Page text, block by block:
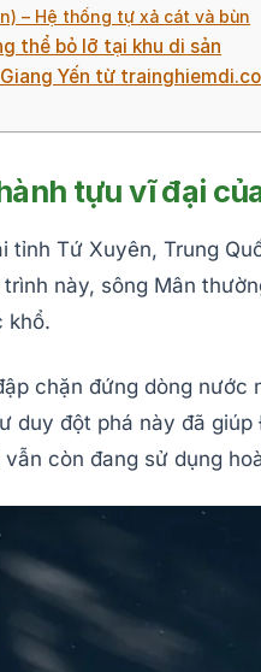
– Hệ thống tự xả cát và bùn
thể bỏ lỡ tại khu di sản
Yến từ
tựu vĩ đại
tỉnh Tứ Xuyên, Trung
này, sông Mân
khổ.
chặn đứng dòng nước
duy đột phá này đã
còn đang sử dụng